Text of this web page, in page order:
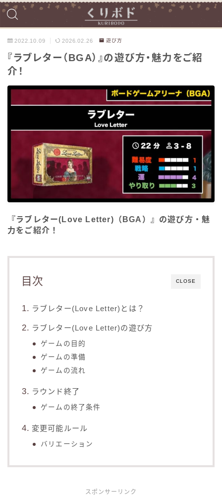
2022.10.09 2026.02.26 遊び方
『ラブレター（BGA）』の遊び方・魅力をご紹
介！
『ラブレター(Love Letter)（BGA）』の遊び方・魅
力をご紹介！
CLOSE
目次
ラブレター(Love Letter)とは？
ラブレター(Love Letter)の遊び方
ゲームの目的
ゲームの準備
ゲームの流れ
ラウンド終了
ゲームの終了条件
変更可能ルール
バリエーション
スポンサーリンク